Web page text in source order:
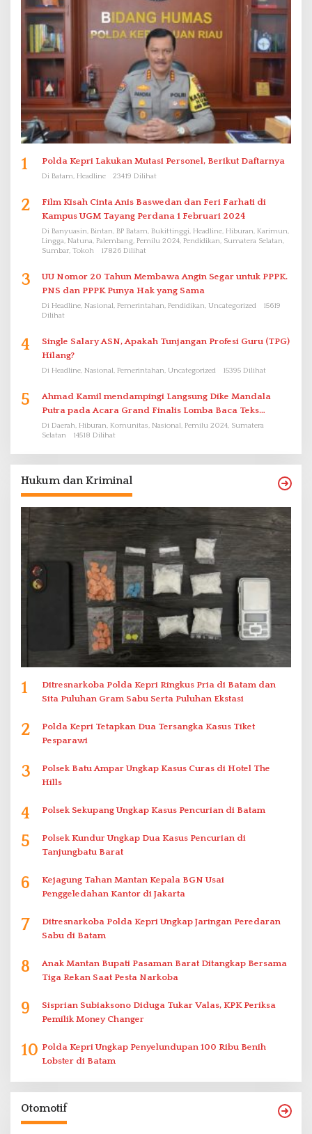
1 Polda Kepri Lakukan Mutasi Personel, Berikut Daftarnya
Di Batam, Headline 23419 Dilihat
2
Film Kisah Cinta Anis Baswedan dan Feri Farhati di
Kampus UGM Tayang Perdana 1 Februari 2024
Di Banyuasin, Bintan, BP Batam, Bukittinggi, Headline, Hiburan, Karimun,
Lingga, Natuna, Palembang, Pemilu 2024, Pendidikan, Sumatera Selatan,
Sumbar, Tokoh
17826 Dilihat
3
UU Nomor 20 Tahun Membawa Angin Segar untuk PPPK.
PNS dan PPPK Punya Hak yang Sama
Di Headline, Nasional, Pemerintahan, Pendidikan, Uncategorized
15619
Dilihat
4
Single Salary ASN, Apakah Tunjangan Profesi Guru (TPG)
Hilang?
Di Headline, Nasional, Pemerintahan, Uncategorized 15395 Dilihat
5
Ahmad Kamil mendampingi Langsung Dike Mandala
Putra pada Acara Grand Finalis Lomba Baca Teks
Proklamasi Mirip Bung Karno di Bali
Di Daerah, Hiburan, Komunitas, Nasional, Pemilu 2024, Sumatera
Selatan
14518 Dilihat
Hukum dan Kriminal
1
Ditresnarkoba Polda Kepri Ringkus Pria di Batam dan
Sita Puluhan Gram Sabu Serta Puluhan Ekstasi
2
Polda Kepri Tetapkan Dua Tersangka Kasus Tiket
Pesparawi
3
Polsek Batu Ampar Ungkap Kasus Curas di Hotel The
Hills
4 Polsek Sekupang Ungkap Kasus Pencurian di Batam
5
Polsek Kundur Ungkap Dua Kasus Pencurian di
Tanjungbatu Barat
6
Kejagung Tahan Mantan Kepala BGN Usai
Penggeledahan Kantor di Jakarta
7
Ditresnarkoba Polda Kepri Ungkap Jaringan Peredaran
Sabu di Batam
8
Anak Mantan Bupati Pasaman Barat Ditangkap Bersama
Tiga Rekan Saat Pesta Narkoba
9
Sisprian Subiaksono Diduga Tukar Valas, KPK Periksa
Pemilik Money Changer
10 Polda Kepri Ungkap Penyelundupan 100 Ribu Benih
Lobster di Batam
Otomotif